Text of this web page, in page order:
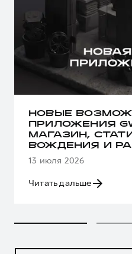
НОВЫЕ
ПРИЛОЖЕНИЯ
МАГАЗИН,
ВОЖДЕНИЯ И
13 июля 2026
Читать дальше